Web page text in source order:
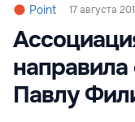
Point 17 августа
Павлу